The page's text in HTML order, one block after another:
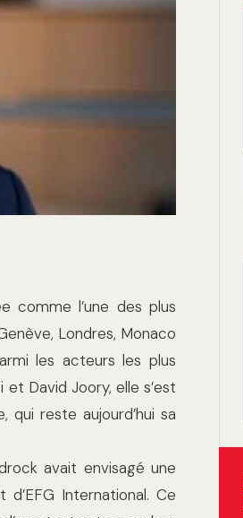
comme l’une des plus
Londres, Monaco
les acteurs les plus
David Joory, elle s’est
reste aujourd’hui sa
avait envisagé une
d’EFG International. Ce